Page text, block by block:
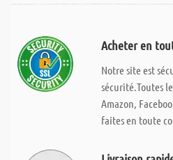
Acheter en
Notre site est
sécurité.Toutes
Amazon,
faites en toute